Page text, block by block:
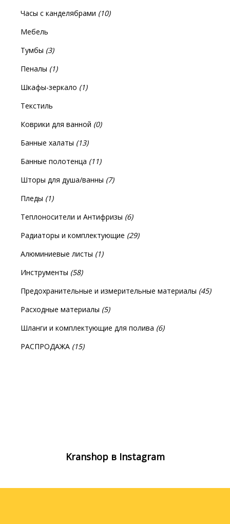
Часы с канделябрами (10)
Мебель
Тумбы (3)
Пеналы (1)
Шкафы-зеркало (1)
Текстиль
Коврики для ванной (0)
Банные халаты (13)
Банные полотенца (11)
Шторы для душа/ванны (7)
Пледы (1)
Теплоносители и Антифризы (6)
Радиаторы и комплектующие (29)
Алюминиевые листы (1)
Инструменты (58)
Предохранительные и измерительные материалы (45)
Расходные материалы (5)
Шланги и комплектующие для полива (6)
РАСПРОДАЖА (15)
Kranshop в Instagram